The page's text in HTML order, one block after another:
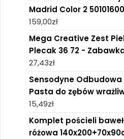
Madrid Color 2
159,00zł
Mega Creative Zest
Plecak 36 72 -
27,43zł
Sensodyne Odbudowa
Pasta do zębów
15,49zł
Komplet pościeli
różowa